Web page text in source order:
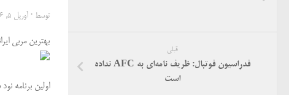
توسط · آوریل 5, 2016
بهترین مربی
قبلی
فدراسیون فوتبال: ظریف نامه‌ای به AFC نداده
است